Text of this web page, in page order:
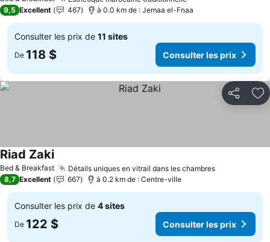
9,5 Excellent 467 à 0.0 km de : Jemaa el-Fnaa
Consulter les prix de 11 sites
De 118 $ Consulter les prix
Partager
Bed & Breakfast Détails uniques en vitrail dans les chambres
Riad Zaki
8,7 Excellent 667 à 0.2 km de : Centre-ville
Consulter les prix de 4 sites
De 122 $ Consulter les prix